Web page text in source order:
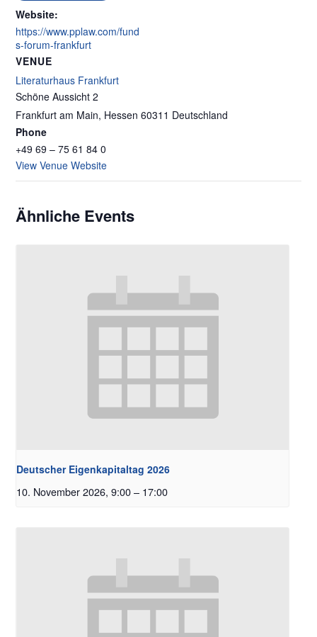
Website:
https://www.pplaw.com/fund
s-forum-frankfurt
VENUE
Literaturhaus Frankfurt
Schöne Aussicht 2
Frankfurt am Main, Hessen 60311 Deutschland
Phone
+49 69 – 75 61 84 0
View Venue Website
Ähnliche Events
Deutscher Eigenkapitaltag 2026
10. November 2026, 9:00 – 17:00